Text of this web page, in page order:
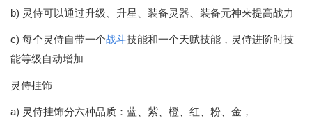
b) 灵侍可以通过升级、升星、装备灵器、装备元神来提高战力
c) 每个灵侍自带一个战斗技能和一个天赋技能，灵侍进阶时技
能等级自动增加
灵侍挂饰
a) 灵侍挂饰分六种品质：蓝、紫、橙、红、粉、金，